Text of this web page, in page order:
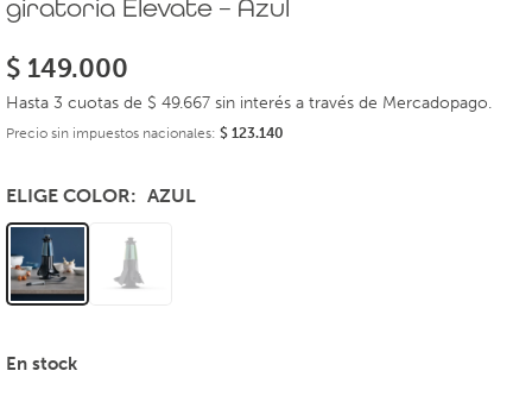
giratoria Elevate – Azul
$ 149.000
Hasta 3 cuotas de $ 49.667 sin interés a través de Mercadopago.
Precio sin impuestos nacionales: $ 123.140
ELIGE COLOR AZUL
En stock